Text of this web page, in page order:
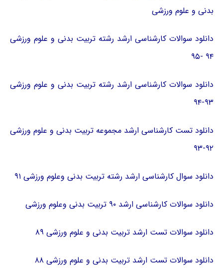
بدنی و علوم ورزشی
دانلود سوالات کارشناسی ارشد رشته تربیت بدنی و علوم ورزشی
۹۴ -۹۵
دانلود سوالات کارشناسی ارشد رشته تربیت بدنی و علوم ورزشی
۹۳-۹۴
دانلود تست کارشناسی ارشد مجموعه تربیت بدنی و علوم ورزشی
۹۲-۹۳
دانلود سوال کارشناسی ارشد رشته تربیت بدنی وعلوم ورزشی ۹۱
دانلود سوالات کارشناسی ارشد ۹۰ تربیت بدنی وعلوم ورزشی
دانلود سوالات تست ارشد تربیت بدنی و علوم ورزشی ۸۹
دانلود سوالات تست ارشد تربیت بدنی و علوم ورزشی ۸۸